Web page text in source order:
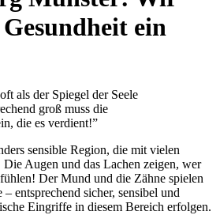
ein
als der Spiegel der Seele
groß muss die
die es verdient!”
sensible Region, die mit vielen
Augen und das Lachen zeigen, wer
Der Mund und die Zähne spielen
entsprechend sicher, sensibel und
Eingriffe in diesem Bereich erfolgen.